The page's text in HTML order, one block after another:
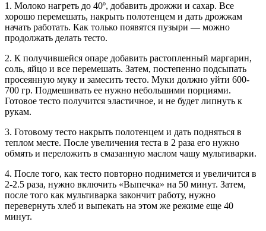
1. Молоко нагреть до 40º, добавить дрожжи и сахар. Все
хорошо перемешать, накрыть полотенцем и дать дрожжам
начать работать. Как только появятся пузыри — можно
продолжать делать тесто.
2. К получившейся опаре добавить растопленный маргарин,
соль, яйцо и все перемешать. Затем, постепенно подсыпать
просеянную муку и замесить тесто. Муки должно уйти 600-
700 гр. Подмешивать ее нужно небольшими порциями.
Готовое тесто получится эластичное, и не будет липнуть к
рукам.
3. Готовому тесто накрыть полотенцем и дать подняться в
теплом месте. После увеличения теста в 2 раза его нужно
обмять и переложить в смазанную маслом чашу мультиварки.
4. После того, как тесто повторно поднимется и увеличится в
2-2.5 раза, нужно включить «Выпечка» на 50 минут. Затем,
после того как мультиварка закончит работу, нужно
перевернуть хлеб и выпекать на этом же режиме еще 40
минут.